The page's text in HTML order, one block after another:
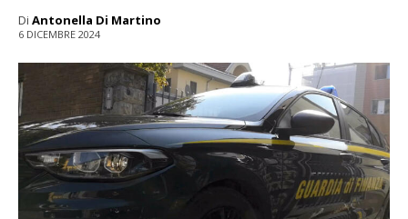
Di Antonella Di Martino
6 DICEMBRE 2024